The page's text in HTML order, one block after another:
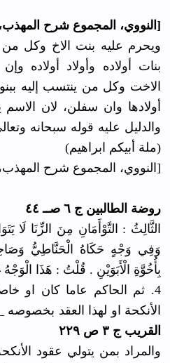
[النووي، المجموع شرح المهذب، ٢١٣/١٦]
ويحرم عليه بنت الاخ وكل من
بنات أولاده وأولاد أولاده
الاخت وكل من ينتسب إليه
أولادها وان سفلن، لان
والدليل عليه قوله سبحانه
(ملة أبيكم ابراهيم)
[النووي، المجموع شرح المهذب، ٢١٤/١٦]
روضة الطالبين ج ٦ صــ ٤٤
الثَّالِثُ : التَّوْأَمَانِ مِنَ الزِّنَا لَا
وَفِي وَجْهٍ حَكَاهُ الْحَنَّاطِيُّ
بِأُخُوَّةِ الْأَبَوَيْنِ . قُلْتُ : هَذَا
4. ثم الحاكم عاما كان او
الأنكحة او لهذا العقد بخصوصه _
القريب ج ٣ ص ٢٢٩
والمراد بمن يتولي عقود